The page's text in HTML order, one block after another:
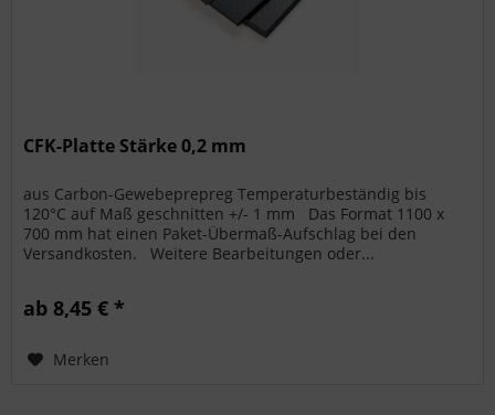
CFK-Platte Stärke 0,2 mm
aus Carbon-Gewebeprepreg Temperaturbeständig bis
120°C auf Maß geschnitten +/- 1 mm Das Format 1100 x
700 mm hat einen Paket-Übermaß-Aufschlag bei den
Versandkosten. Weitere Bearbeitungen oder...
ab 8,45 € *
Merken